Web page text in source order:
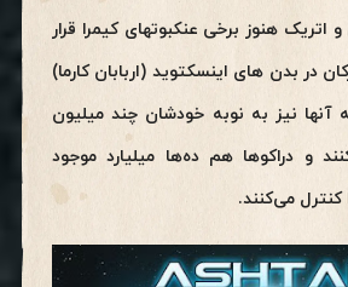
اتریک هنوز برخی عنکبوتهای کیمرا قرار
در بدن های اینسکتوید (اربابان کارما)
آنها نیز به نوبه خودشان چند میلیون
و دراکوها هم ده‌ها میلیارد موجود
کنترل می‌کنند.